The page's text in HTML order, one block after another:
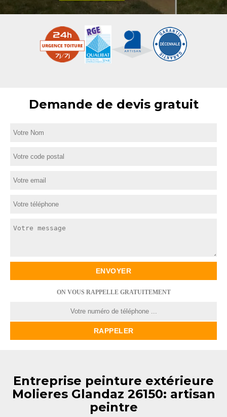
Demande de devis gratuit
ON VOUS RAPPELLE GRATUITEMENT
Entreprise peinture extérieure
Molieres Glandaz 26150: artisan
peintre